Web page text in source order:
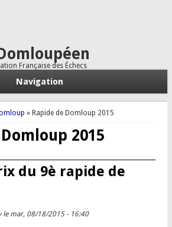
Française des Échecs
Navigation
» Rapide de Domloup 2015
2015
du 9è rapide de
le mar, 08/18/2015 - 16:40